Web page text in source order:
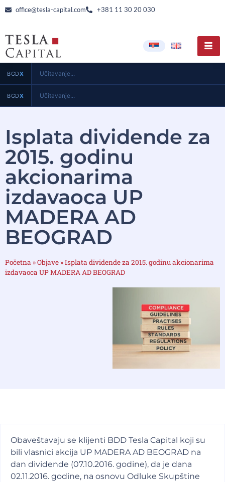
office@tesla-capital.com +381 11 30 20 030
BGDX Učitavanje...
BGDX Učitavanje...
Isplata dividende za
2015. godinu
akcionarima
izdavaoca UP
MADERA AD
BEOGRAD
Početna »Objave »Isplata dividende za 2015. godinu akcionarima
izdavaoca UP MADERA AD BEOGRAD
Obaveštavaju se klijenti BDD Tesla Capital koji su
bili vlasnici akcija UP MADERA AD BEOGRAD na
dan dividende (07.10.2016. godine), da je dana
02.11.2016. godine, na osnovu Odluke Skupštine